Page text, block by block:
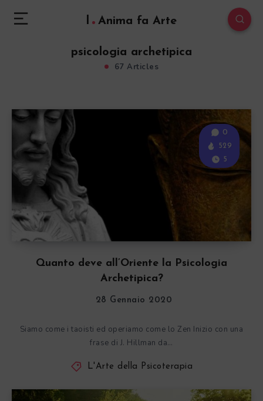
l Anima fa Arte
psicologia archetipica
67 Articles
Quanto deve all’Oriente la Psicologia
Archetipica?
0
529
5
28 Gennaio 2020
Siamo come i taoisti ed operiamo come lo Zen Inizio con una
frase di J. Hillman da…
L'Arte della Psicoterapia